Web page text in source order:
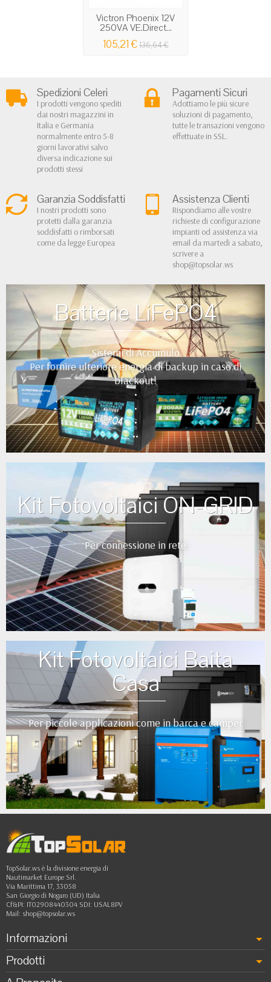
Victron Phoenix 12V
250VA VE.Direct...
105,21 €136,64 €
Spedizioni Celeri
I prodotti vengono spediti
dai nostri magazzini in
Italia e Germania
normalmente entro 5-8
giorni lavorativi salvo
diversa indicazione sui
prodotti stessi
Pagamenti Sicuri
Adottiamo le più sicure
soluzioni di pagamento,
tutte le transazioni vengono
effettuate in SSL.
Garanzia Soddisfatti
I nostri prodotti sono
protetti dalla garanzia
soddisfatti o rimborsati
come da legge Europea
Assistenza Clienti
Rispondiamo alle vostre
richieste di configurazione
impianti od assistenza via
email da martedì a sabato,
scrivere a
shop@topsolar.ws
Batterie LiFePO4
Sistemi di Accumulo
Per fornire ulteriore energia di backup in caso di
blackout!
•
•
•
••
Kit Fotovoltaici ON-GRID
Per connessione in rete
•
•
Kit Fotovoltaici Baita
Casa
Per piccole applicazioni come in barca e camper
•
•
•
•
••
TopSolar.ws è la divisione energia di
Nautimarket Europe Srl.
Via Marittima 17, 33058
San Giorgio di Nogaro (UD) Italia
Cf&PI: IT02908440304 SDI: USAL8PV
Mail: shop@topsolar.ws
Informazioni
Prodotti